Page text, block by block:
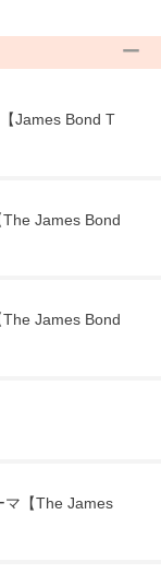
James Bond T
James Bond
James Bond
マ【The James